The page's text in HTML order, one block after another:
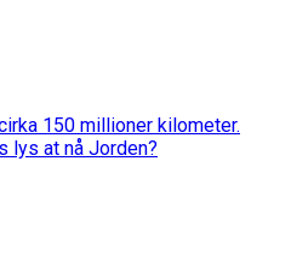
150 millioner kilometer.
lys at nå Jorden?